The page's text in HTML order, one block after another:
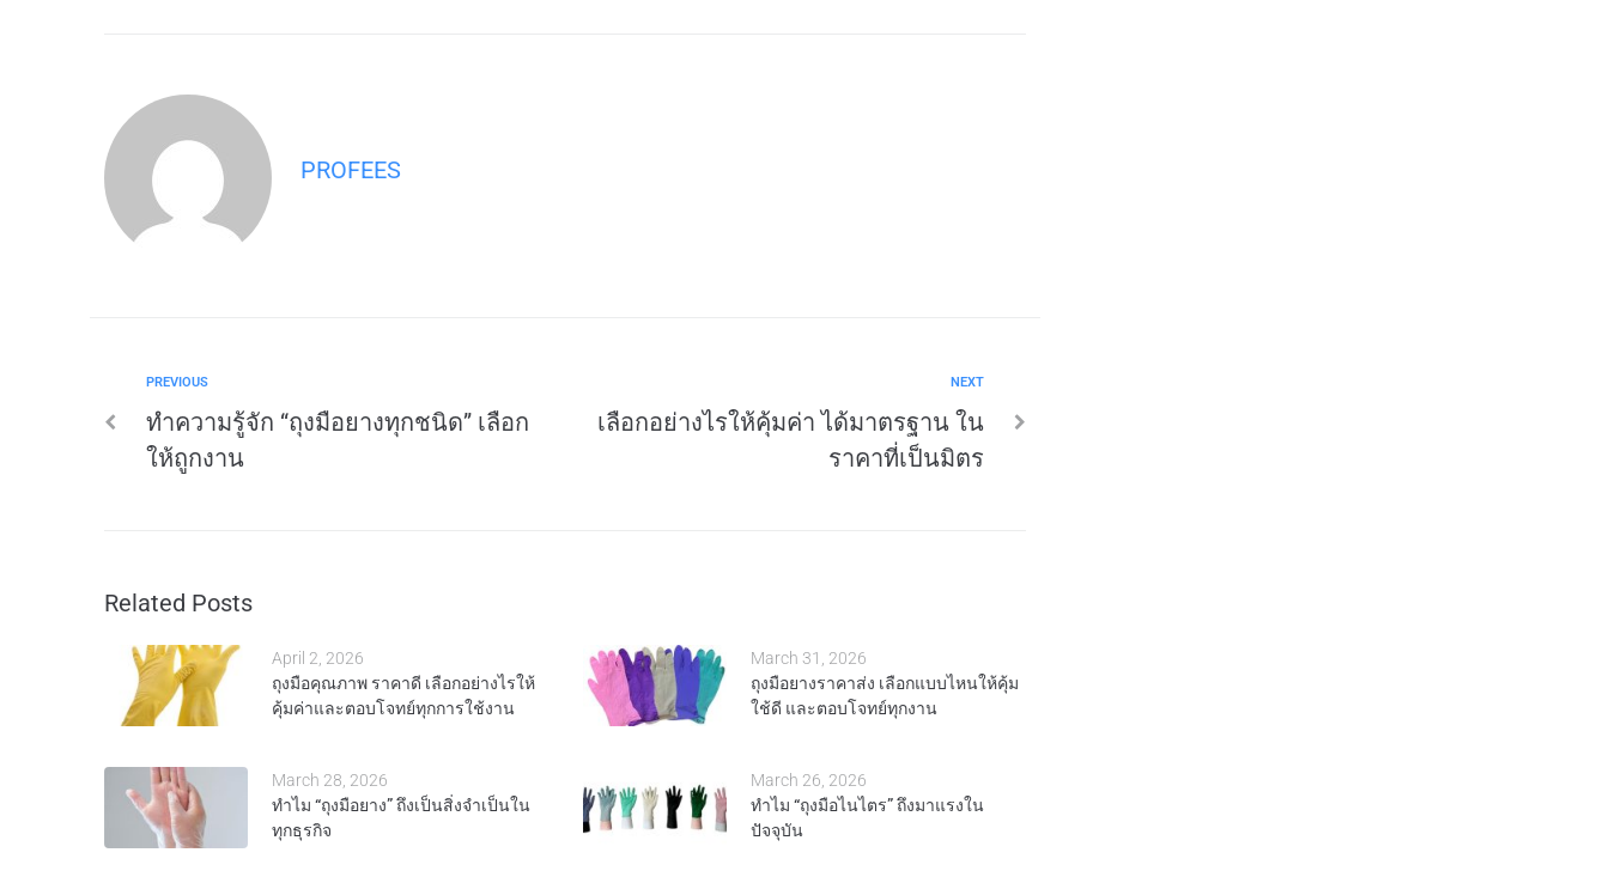
PROFEES
PREVIOUS
ทำความรู้จัก “ถุงมือยางทุกชนิด” เลือก
ให้ถูกงาน
NEXT
เลือกอย่างไรให้คุ้มค่า ได้มาตรฐาน ใน
ราคาที่เป็นมิตร
Related Posts
April 2, 2026
ถุงมือคุณภาพ ราคาดี เลือกอย่างไรให้
คุ้มค่าและตอบโจทย์ทุกการใช้งาน
March 31, 2026
ถุงมือยางราคาส่ง เลือกแบบไหนให้คุ้ม
ใช้ดี และตอบโจทย์ทุกงาน
March 28, 2026
ทำไม “ถุงมือยาง” ถึงเป็นสิ่งจำเป็นใน
ทุกธุรกิจ
March 26, 2026
ทำไม “ถุงมือไนไตร” ถึงมาแรงใน
ปัจจุบัน